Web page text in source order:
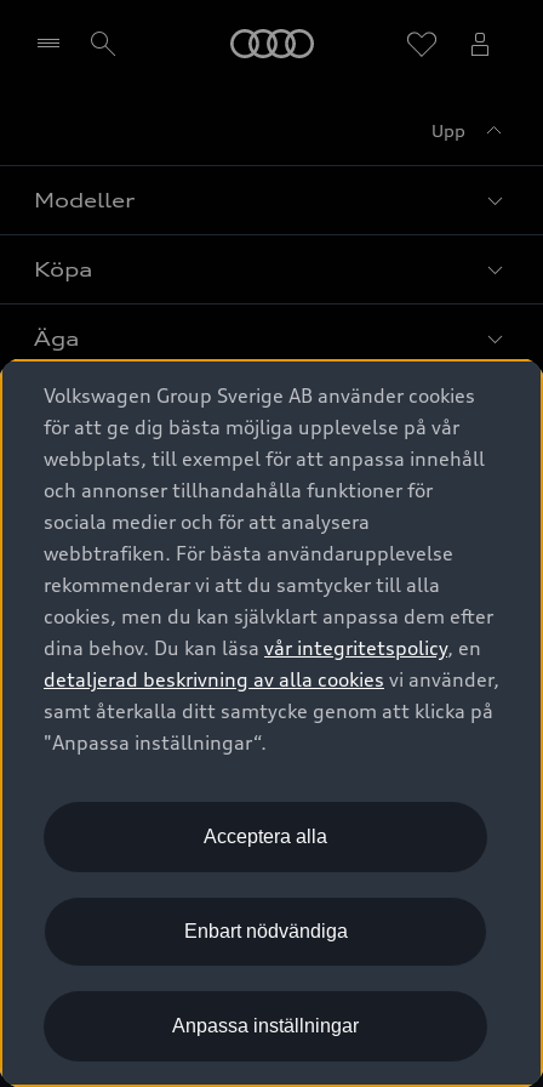
Upp
Modeller
Alla modeller
Elbilar
A6 modellerna
SUV
Avant
Audi Sport
Köpa
Privaterbjudanden
Privatleasing
Nya bilar i lager
Begagnade bilar i lager
Audi approved :plus - så gott som nya
Finansiering
Audi exclusive
Provkörning
Äga
Service & tillbehör
Audi digital services
Originaltillbehör - köp online
Garantier
Försäkring
Digitala manualer för din Audi
Audi Collection – livsstilsartiklar
Vanliga frågor
2G/3G nätet stängs ned - Hur påverkas min bil av detta?
Tjänstebil
Tjänstebil
Business lease online
Företagsleasing
Om Audi Sverige
Kontakta oss
Audi Återförsäljare/-serviceverkstad
myAudi
Pressmeddelanden
Nyhetsbrev
Vårt hållbarhetsarbete
Lediga tjänster huvudkontor
Lediga tjänster hos Audi Återförsäljare
Kommentar till mediauppgifter om dataläcka
© 2026 AUDI SVERIGE. All Rights Reserved.
Utgivare Juridiskt
Juridiskt Audi AG
Juridiskt Audi Digital Giveaway
Anpassa inställningar för cookies
Visselblåsarkanaler
Volkswagen Group Sverige AB använder cookies
för att ge dig bästa möjliga upplevelse på vår
webbplats, till exempel för att anpassa innehåll
och annonser tillhandahålla funktioner för
sociala medier och för att analysera
webbtrafiken. För bästa användarupplevelse
rekommenderar vi att du samtycker till alla
cookies, men du kan självklart anpassa dem efter
dina behov. Du kan läsa vår integritetspolicy, en
detaljerad beskrivning av alla cookies vi använder,
samt återkalla ditt samtycke genom att klicka på
"Anpassa inställningar“.
Acceptera alla
Enbart nödvändiga
Anpassa inställningar